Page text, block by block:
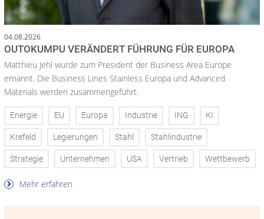
04.08.2026
OUTOKUMPU VERÄNDERT FÜHRUNG FÜR EUROPA
Matthieu Jehl wurde zum President der Business Area Europe
ernannt. Die Business Lines Stainless Europa und Advanced
Materials werden zusammengeführt.
Energie EU Europa Industrie ING KI
Krefeld Legierungen Stahl Stahlindustrie
Strategie Unternehmen USA Vertrieb Wettbewerb
Mehr erfahren